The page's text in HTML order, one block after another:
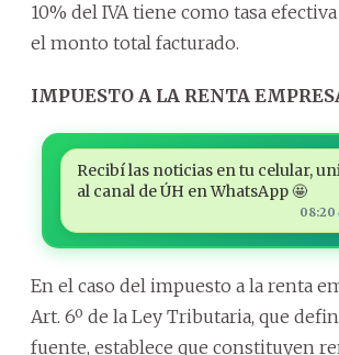
10% del IVA tiene como tasa
el monto total facturado.
IMPUESTO A LA RENTA
Recibí las noticias en tu celular,
al canal de ÚH en WhatsApp 🤩
08:20
En el caso del impuesto a la renta
Art. 6º de la Ley Tributaria, que
fuente, establece que constituyen